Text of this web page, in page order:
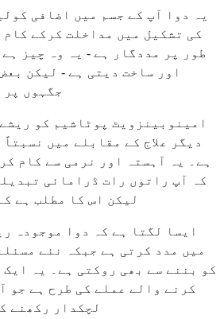
یہ دوا آپ کے جسم میں اضافی
کی تشکیل میں مداخلت کرکے
طور پر مددگار ہے - یہ وہ چیز
اور ساخت دیتی ہے - لیکن
جگہوں پر
امینوبینزویٹ پوٹاشیم کو
دیگر علاج کے مقابلے میں
ہے۔ یہ آہستہ اور نرمی سے کام
کہ آپ راتوں رات ڈرامائی
لیکن اس کا مطلب ہے
ایسا لگتا ہے کہ دوا موجودہ
میں مدد کرتی ہے جبکہ نئے
کو بننے سے بھی روکتی ہے۔ یہ
کرنے والے عملے کی طرح ہے جو
لچکدار رکھنے